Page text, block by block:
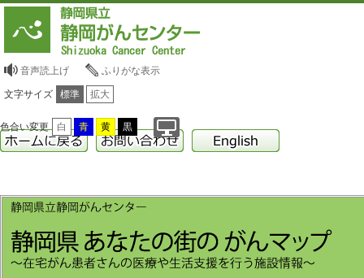
音声読上げ ふりがな表示
文字サイズ 標準 拡大
色合い変更 白 青 黄 黒